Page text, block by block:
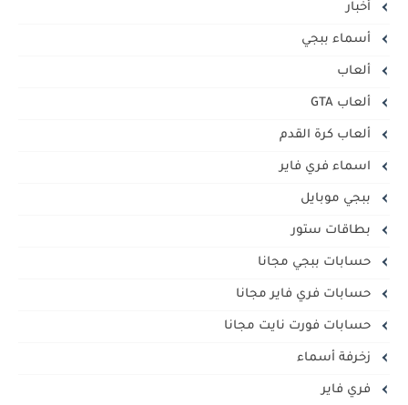
أخبار
أسماء ببجي
ألعاب
ألعاب GTA
ألعاب كرة القدم
اسماء فري فاير
ببجي موبايل
بطاقات ستور
حسابات ببجي مجانا
حسابات فري فاير مجانا
حسابات فورت نايت مجانا
زخرفة أسماء
فري فاير